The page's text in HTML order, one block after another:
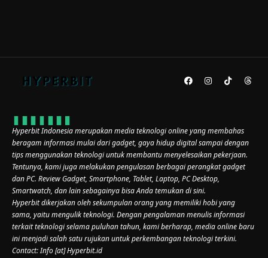
Hyperbit Indonesia merupakan media teknologi online yang membahas
beragam informasi mulai dari gadget, gaya hidup digital sampai dengan
tips menggunakan teknologi untuk membantu menyelesaikan pekerjaan.
Tentunya, kami juga melakukan pengulasan berbagai perangkat gadget
dan PC. Review Gadget, Smartphone, Tablet, Laptop, PC Desktop,
Smartwatch, dan lain sebagainya bisa Anda temukan di sini.
Hyperbit dikerjakan oleh sekumpulan orang yang memiliki hobi yang
sama, yaitu mengulik teknologi. Dengan pengalaman menulis informasi
terkait teknologi selama puluhan tahun, kami berharap, media online baru
ini menjadi salah satu rujukan untuk perkembangan teknologi terkini.
Contact: Info [at] Hyperbit.id